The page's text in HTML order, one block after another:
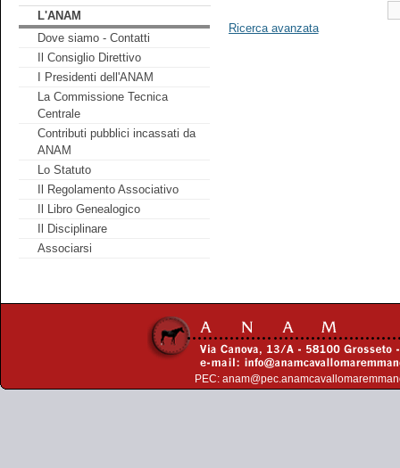
L'ANAM
Dove siamo - Contatti
Il Consiglio Direttivo
I Presidenti dell'ANAM
La Commissione Tecnica
Centrale
Contributi pubblici incassati da
ANAM
Lo Statuto
Il Regolamento Associativo
Il Libro Genealogico
Il Disciplinare
Associarsi
Ricerca avanzata
PEC: